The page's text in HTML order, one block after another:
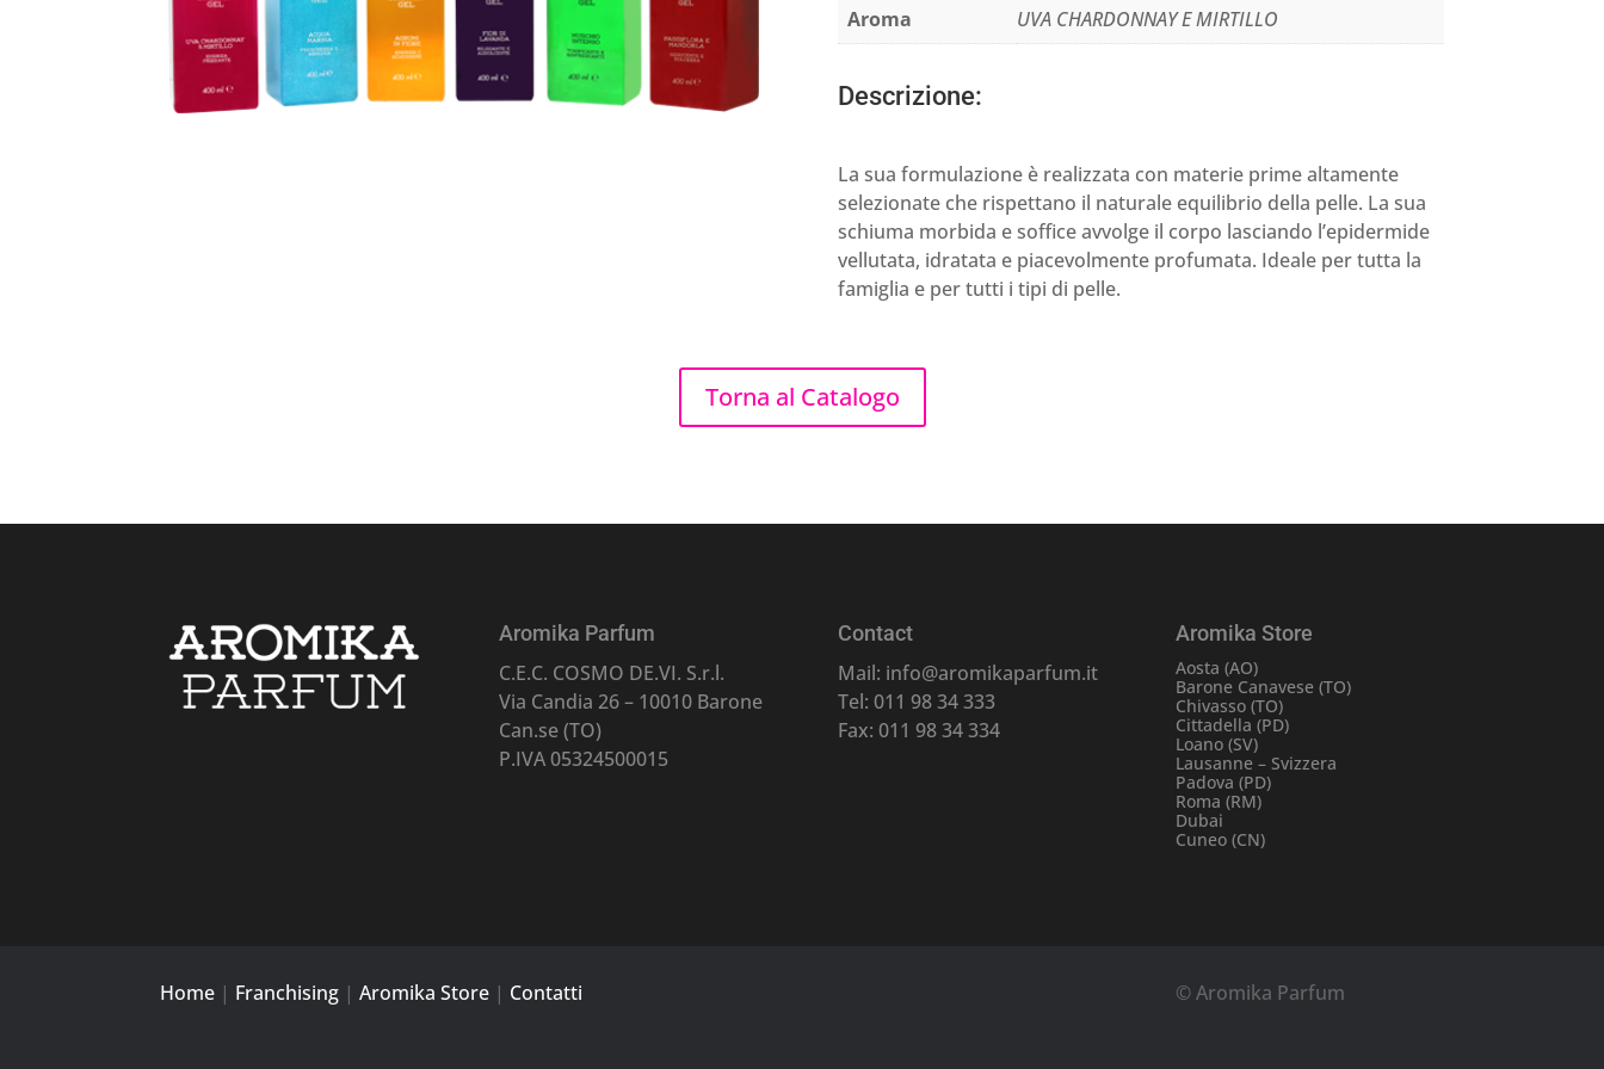
Aroma UVA CHARDONNAY E MIRTILLO
Descrizione:
La sua formulazione è realizzata con materie prime altamente
selezionate che rispettano il naturale equilibrio della pelle. La sua
schiuma morbida e soffice avvolge il corpo lasciando l’epidermide
vellutata, idratata e piacevolmente profumata. Ideale per tutta la
famiglia e per tutti i tipi di pelle.
Torna al Catalogo
Aromika Parfum
C.E.C. COSMO DE.VI. S.r.l.
Via Candia 26 – 10010 Barone
Can.se (TO)
P.IVA 05324500015
Contact
Mail: info@aromikaparfum.it
Tel: 011 98 34 333
Fax: 011 98 34 334
Aromika Store
Aosta (AO)
Barone Canavese (TO)
Chivasso (TO)
Cittadella (PD)
Loano (SV)
Lausanne – Svizzera
Padova (PD)
Roma (RM)
Dubai
Cuneo (CN)
Home | Franchising |Aromika Store | Contatti © Aromika Parfum